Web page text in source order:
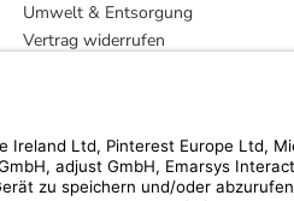
Umwelt & Entsorgung
Vertrag widerrufen